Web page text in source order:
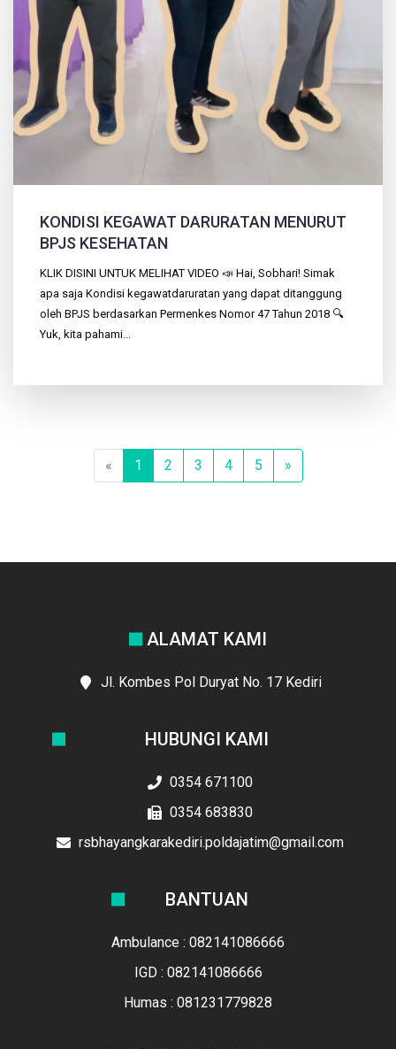
KONDISI KEGAWAT DARURATAN MENURUT
BPJS KESEHATAN
KLIK DISINI UNTUK MELIHAT VIDEO 📣 Hai, Sobhari! Simak
apa saja Kondisi kegawatdaruratan yang dapat ditanggung
oleh BPJS berdasarkan Permenkes Nomor 47 Tahun 2018 🔍
Yuk, kita pahami...
«Previous
1 2 3 4 5 »Next
ALAMAT KAMI
Jl. Kombes Pol Duryat No. 17 Kediri
HUBUNGI KAMI
0354 671100
0354 683830
rsbhayangkarakediri.poldajatim@gmail.com
BANTUAN
Ambulance : 082141086666
IGD : 082141086666
Humas : 081231779828